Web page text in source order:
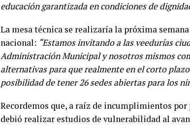
educación garantizada en condiciones de
La mesa técnica se realizaría la próxima
nacional: “Estamos invitando a las veedurías
Administración Municipal y nosotros mismos
alternativas para que realmente en el corto
posibilidad de tener 26 sedes abiertas para los
Recordemos que, a raíz de incumplimientos
debió realizar estudios de vulnerabilidad al